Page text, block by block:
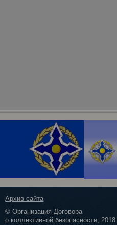
Архив сайта
© Организация Договора
о коллективной безопасности, 2018